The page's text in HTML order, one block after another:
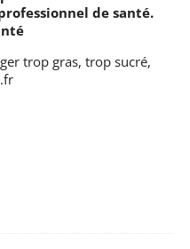
de santé.
trop gras, trop sucré,